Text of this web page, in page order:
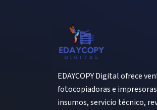
EDAYCOPY Digital ofrece
fotocopiadoras e
insumos, servicio técnico,